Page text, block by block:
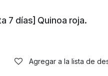
7 días] Quinoa roja.
Agregar a la lista de